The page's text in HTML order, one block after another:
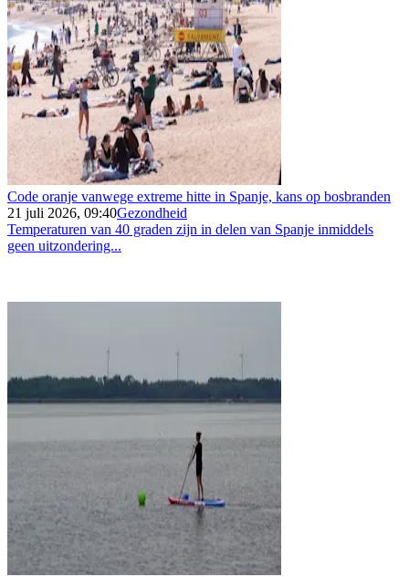
Code oranje vanwege extreme hitte in Spanje, kans op bosbranden
21 juli 2026, 09:40Gezondheid
Temperaturen van 40 graden zijn in delen van Spanje inmiddels
geen uitzondering...